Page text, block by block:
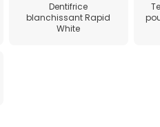
Dentifrice
blanchissant Rapid
White